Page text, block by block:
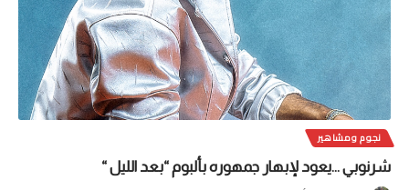
نجوم ومشاهير
شرنوبي …يعود لإبهار جمهوره بألبوم “بعد الليل “